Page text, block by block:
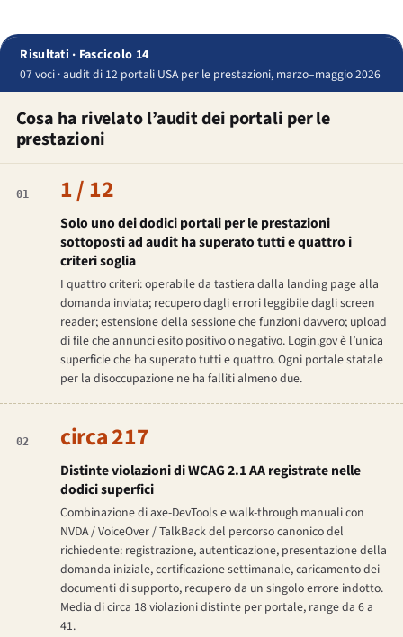
Risultati · Fascicolo 14
07 voci · audit di 12 portali USA per le prestazioni, marzo–maggio 2026
Cosa ha rivelato l’audit dei portali per le
prestazioni
01 1 / 12
Solo uno dei dodici portali per le prestazioni
sottoposti ad audit ha superato tutti e quattro i
criteri soglia
I quattro criteri: operabile da tastiera dalla landing page alla
domanda inviata; recupero dagli errori leggibile dagli screen
reader; estensione della sessione che funzioni davvero; upload
di file che annunci esito positivo o negativo. Login.gov è l’unica
superficie che ha superato tutti e quattro. Ogni portale statale
per la disoccupazione ne ha falliti almeno due.
02 circa 217
Distinte violazioni di WCAG 2.1 AA registrate nelle
dodici superfici
Combinazione di axe-DevTools e walk-through manuali con
NVDA / VoiceOver / TalkBack del percorso canonico del
richiedente: registrazione, autenticazione, presentazione della
domanda iniziale, certificazione settimanale, caricamento dei
documenti di supporto, recupero da un singolo errore indotto.
Media di circa 18 violazioni distinte per portale, range da 6 a
41.